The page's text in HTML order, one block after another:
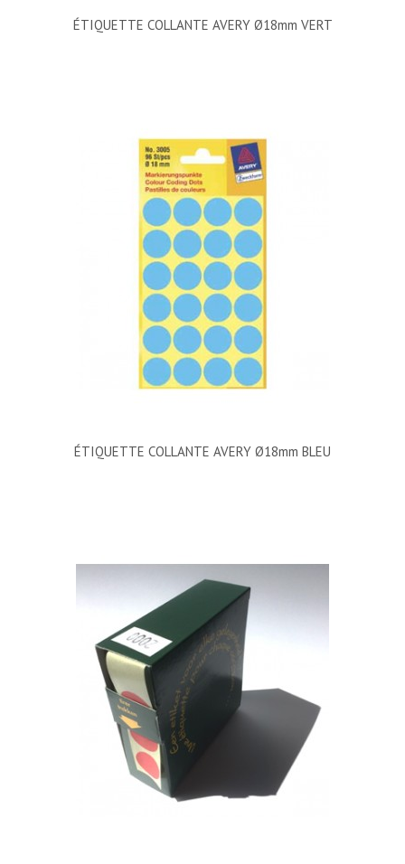
ÉTIQUETTE COLLANTE AVERY Ø18mm VERT
ÉTIQUETTE COLLANTE AVERY Ø18mm BLEU